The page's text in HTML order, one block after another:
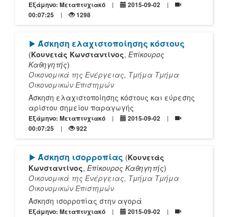
Εξάμηνο: Μεταπτυχιακό
2015-09-02
00:07:25
1298
[Play]
Άσκηση ελαχιστοποίησης κόστους
(Κουνετάς Κωνσταντίνος, Επίκουρος
Καθηγητής)
Οικονομικά της Ενέργειας, Τμήμα Τμήμα
Οικονομικών Επιστημών
Άσκηση ελαχιστοποίησης κόστους και εύρεσης
αρίστου σημείου παραγωγής
Εξάμηνο: Μεταπτυχιακό
2015-09-02
00:07:25
922
[Play]
Άσκηση ισορροπίας (Κουνετάς
Κωνσταντίνος, Επίκουρος Καθηγητής)
Οικονομικά της Ενέργειας, Τμήμα Τμήμα
Οικονομικών Επιστημών
Άσκηση ισορροπίας στην αγορά
Εξάμηνο: Μεταπτυχιακό
2015-09-02